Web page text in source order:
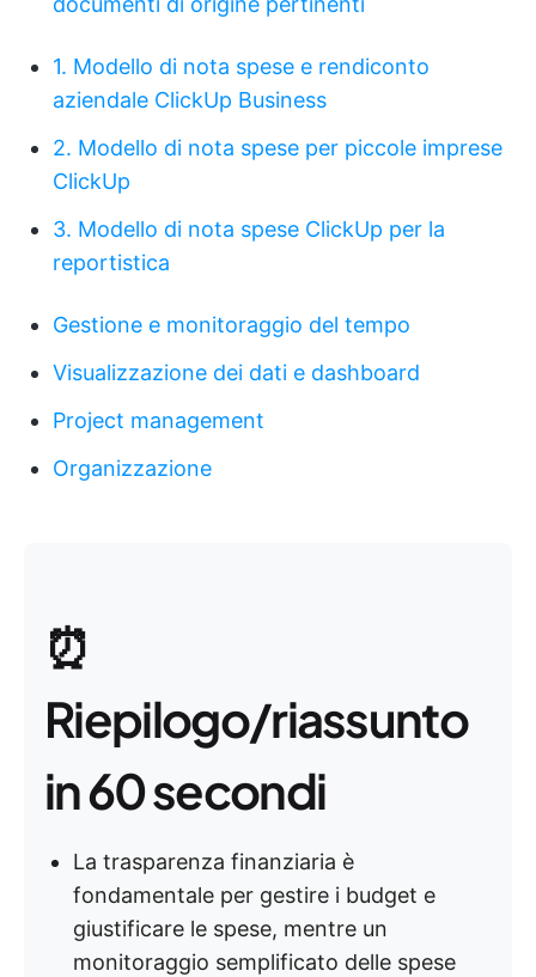
1. Modello di nota spese e rendiconto
aziendale ClickUp Business
2. Modello di nota spese per piccole imprese
ClickUp
3. Modello di nota spese ClickUp per la
reportistica
Gestione e monitoraggio del tempo
Visualizzazione dei dati e dashboard
Project management
Organizzazione
⏰
Riepilogo/riassunto
in 60 secondi
La trasparenza finanziaria è
fondamentale per gestire i budget e
giustificare le spese, mentre un
monitoraggio semplificato delle spese